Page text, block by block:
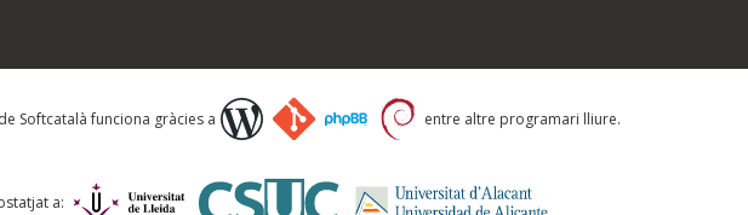
Softcatalà funciona gràcies a entre altre programari lliure.
a: